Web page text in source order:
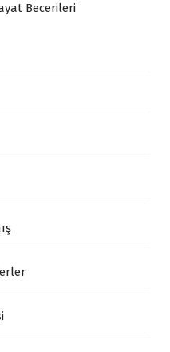
Becerileri